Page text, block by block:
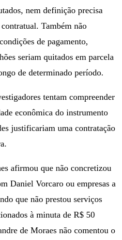
nem definição precisa
Também não
de pagamento,
seriam quitados em parcela
de determinado período.
tentam compreender
econômica do instrumento
justificariam uma contratação
afirmou que não concretizou
Daniel Vorcaro ou empresas a
que não prestou serviços
à minuta de R$ 50
de Moraes não comentou o